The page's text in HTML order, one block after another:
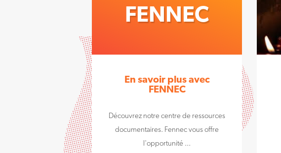
FENNEC
En savoir plus avec
FENNEC
Découvrez notre centre de ressources
documentaires. Fennec vous offre
l'opportunité ...